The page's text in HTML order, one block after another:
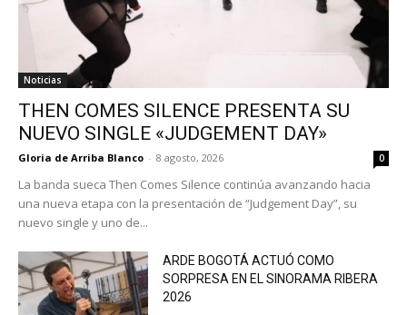
Noticias
THEN COMES SILENCE PRESENTA SU
NUEVO SINGLE «JUDGEMENT DAY»
Gloria de Arriba Blanco - 8 agosto, 2026 0
La banda sueca Then Comes Silence continúa avanzando hacia
una nueva etapa con la presentación de “Judgement Day”, su
nuevo single y uno de...
ARDE BOGOTÁ ACTUÓ COMO
SORPRESA EN EL SINORAMA RIBERA
2026